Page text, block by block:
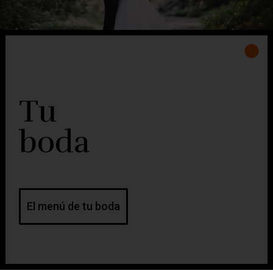
Tu
boda
El menú de tu boda